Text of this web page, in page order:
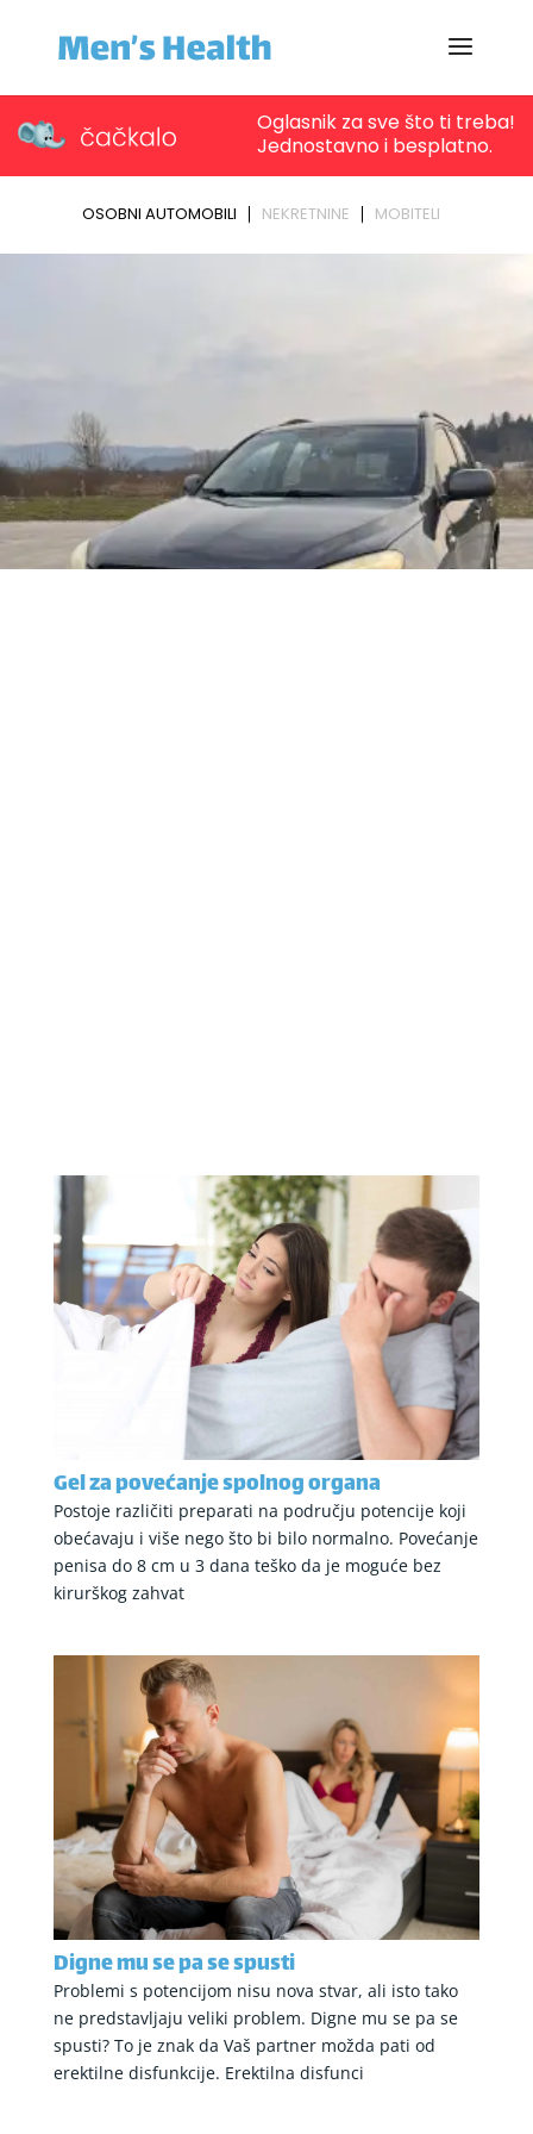
Gel za povećanje spolnog organa
Postoje različiti preparati na području potencije koji
obećavaju i više nego što bi bilo normalno. Povećanje
penisa do 8 cm u 3 dana teško da je moguće bez
kirurškog zahvat
Digne mu se pa se spusti
Problemi s potencijom nisu nova stvar, ali isto tako
ne predstavljaju veliki problem. Digne mu se pa se
spusti? To je znak da Vaš partner možda pati od
erektilne disfunkcije. Erektilna disfunci